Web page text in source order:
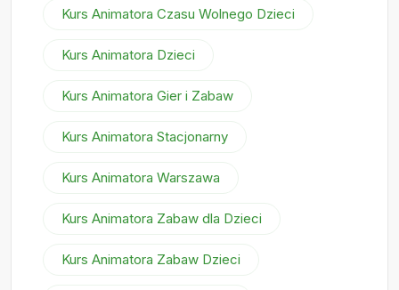
Kurs Animatora Czasu Wolnego Dzieci
Kurs Animatora Dzieci
Kurs Animatora Gier i Zabaw
Kurs Animatora Stacjonarny
Kurs Animatora Warszawa
Kurs Animatora Zabaw dla Dzieci
Kurs Animatora Zabaw Dzieci